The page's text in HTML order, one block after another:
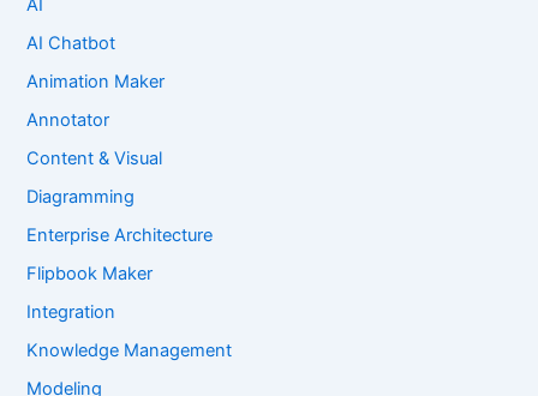
AI
AI Chatbot
Animation Maker
Annotator
Content & Visual
Diagramming
Enterprise Architecture
Flipbook Maker
Integration
Knowledge Management
Modeling